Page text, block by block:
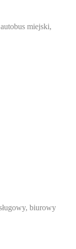
miejski,
biurowy